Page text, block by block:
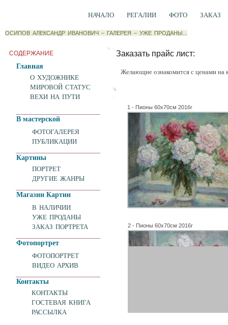
НАЧАЛО РЕГАЛИИ ФОТО ЗАКАЗ
ОСИПОВ АЛЕКСАНДР ИВАНОВИЧ – ГАЛЕРЕЯ – УЖЕ ПРОДАНЫ...
СОДЕРЖАНИЕ
Главная
О ХУДОЖНИКЕ
МИРОВОЙ СТАТУС
ВЕХИ НА ПУТИ
В мастерской
ФОТОГАЛЕРЕЯ
ПУБЛИКАЦИИ
Картины
ПОРТРЕТ
ДРУГИЕ ЖАНРЫ
Магазин Картин
В НАЛИЧИИ
УЖЕ ПРОДАНЫ
ЗАКАЗ ПОРТРЕТА
Фотопортрет
ФОТОПОРТРЕТ
ВИДЕО АРХИВ
Контакты
КОНТАКТЫ
ГОСТЕВАЯ КНИГА
РАССЫЛКА
Заказать прайс лист:
Желающие ознакомится с ценами на
1 - Пионы 60х70см 2016г
2 - Пионы 60х70см 2016г